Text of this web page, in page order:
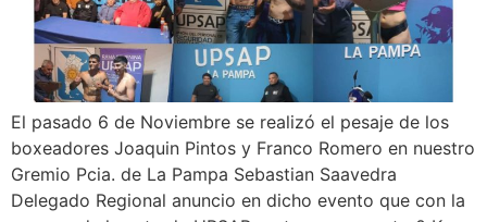
El pasado 6 de Noviembre se realizó el pesaje de los
boxeadores Joaquin Pintos y Franco Romero en nuestro
Gremio Pcia. de La Pampa Sebastian Saavedra
Delegado Regional anuncio en dicho evento que con la